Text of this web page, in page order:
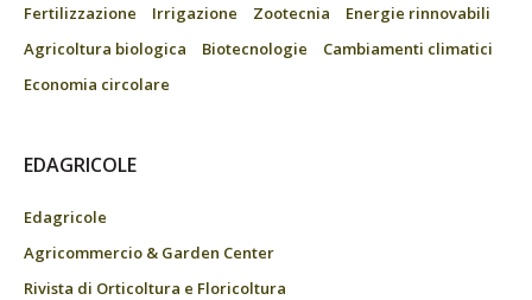
Fertilizzazione
Irrigazione Zootecnia
Energie rinnovabili
Agricoltura biologica
Biotecnologie
Cambiamenti climatici
Economia circolare
EDAGRICOLE
Edagricole
Agricommercio & Garden Center
Rivista di Orticoltura e Floricoltura